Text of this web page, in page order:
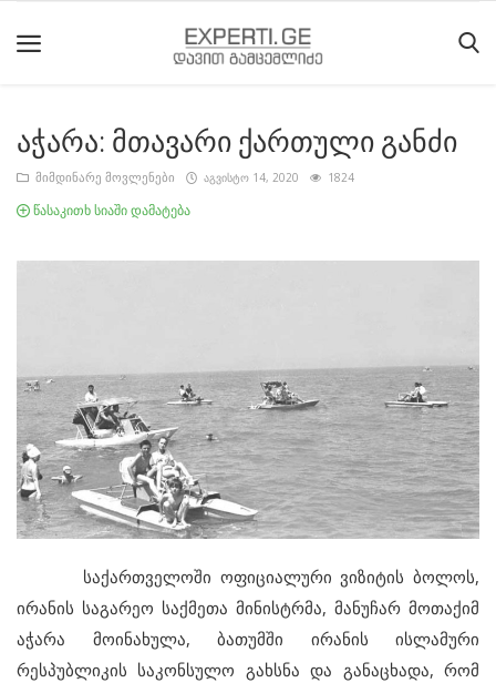
მთავარი
მოძრაობის
ისტორია
სტატიები
აჭარა: მთავარი ქართული განძი
მიმდინარე მოვლენები აგვისტო 14, 2020 1824
წასაკითხ სიაში დამატება
საქართველოში ოფიციალური ვიზიტის ბოლოს,
ირანის საგარეო საქმეთა მინისტრმა, მანუჩარ მოთაქიმ
აჭარა მოინახულა, ბათუმში ირანის ისლამური
რესპუბლიკის საკონსულო გახსნა და განაცხადა, რომ